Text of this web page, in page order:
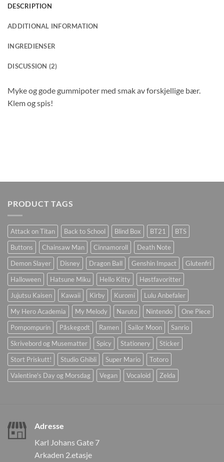
DESCRIPTION
ADDITIONAL INFORMATION
INGREDIENSER
DISCUSSION (2)
Myke og gode gummipoter med smak av forskjellige bær.
Klem og spis!
PRODUCT TAGS
Attack on Titan Back to School Blind Box BT21
BTS
Buttons
Chainsaw Man Cinnamoroll
Death Note
Demon Slayer
Disney Dragon Ball Genshin Impact
Glutenfri
Halloween
Hatsune Miku Hello Kitty
Høstfavoritter
Jujutsu Kaisen
Kawaii Kirby Kuromi
Lulu Anbefaler
My Hero Academia
My Melody Naruto Nintendo
One Piece
Pompompurin
Påskegodt Ramen Sailor Moon
Sanrio
Skrivebord og Musematter
Spicy Stationery
Sticker
Stort Priskutt!
Studio Ghibli Super Mario
Totoro
Valentine's Day og Morsdag
Vegan Vocaloid Zelda
Adresse
Karl Johans Gate 7
Arkaden 2.etasje